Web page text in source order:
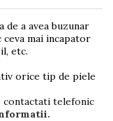
a avea buzunar
mai incapator
etc.
orice tip de piele
contactati telefonic